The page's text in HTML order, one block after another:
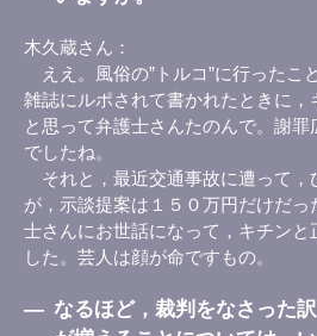
木久蔵さん
ええ。風俗の”トルコ”に行ったこ
雑誌にルポされて書かれたときに，
と思って弁護士さんたのんで。謝
でしたね。
それと，最近交通事故に遭って，
が，示談提案は１５０万円だけだ
士さんにお世話になって，キチンと
した。芸人は顔が命ですもの。
― なるほど，裁判をなさった